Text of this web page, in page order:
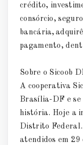
crédito,
consórcio,
bancária,
pagamento,
Sobre o Sicoob
A cooperativa
Brasília-DF e se
história. Hoje a
Distrito Federal.
atendidos em 29